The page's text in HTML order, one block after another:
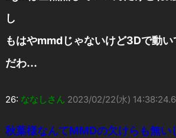
し
もはやmmdじゃないけど3Dで動
だわ…
26: ななしさん 2023/02/22(水)
秋葉様なんてMMDの欠けらも無い